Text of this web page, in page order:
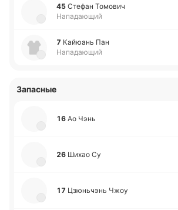
45 Стефан То­мо­вич
Нападающий
7 Кайюань Пан
Нападающий
Запасные
16 Ао Чэнь
26 Шихао Су
17 Цзю­ньчэнь Чжоу